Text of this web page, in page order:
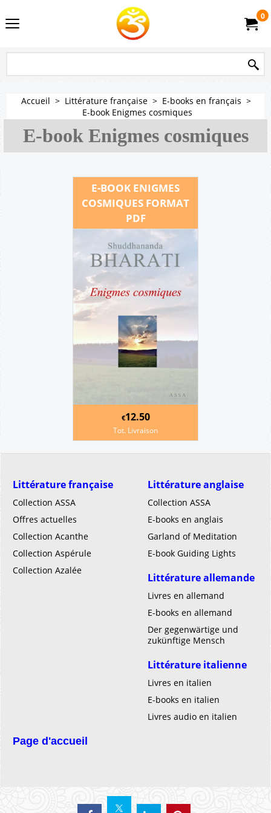
0
Accueil > Littérature française> E-books en français >
E-book Enigmes cosmiques
E-book Enigmes cosmiques
E-BOOK ENIGMES
COSMIQUES FORMAT
PDF
€12.50
Tot. Livraison
Littérature française
Collection ASSA
Offres actuelles
Collection Acanthe
Collection Aspérule
Collection Azalée
Littérature anglaise
Collection ASSA
E-books en anglais
Garland of Meditation
E-book Guiding Lights
Littérature allemande
Livres en allemand
E-books en allemand
Der gegenwärtige und
zukünftige Mensch
Littérature italienne
Livres en italien
E-books en italien
Livres audio en italien
Page d'accueil